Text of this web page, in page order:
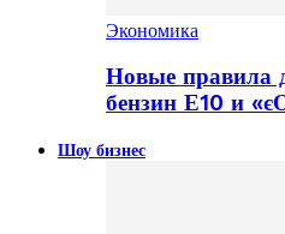
Экономика
Новые правила
бензин Е10 и
Шоу бизнес